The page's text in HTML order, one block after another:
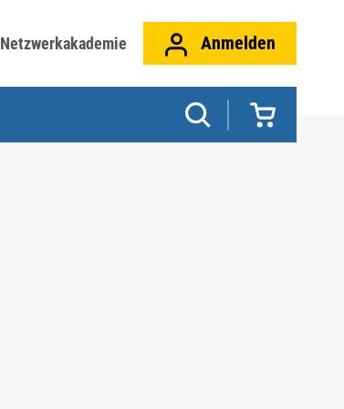
Netzwerkakademie Anmelden